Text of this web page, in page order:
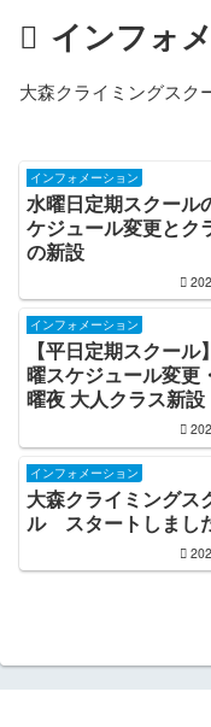
インフォ
大森クライミングスク
インフォメーション
水曜日定期スクール
ケジュール変更とク
の新設
インフォメーション
【平日定期スクール
曜スケジュール変更
曜夜 大人クラス新設
インフォメーション
大森クライミングス
ル スタートしまし